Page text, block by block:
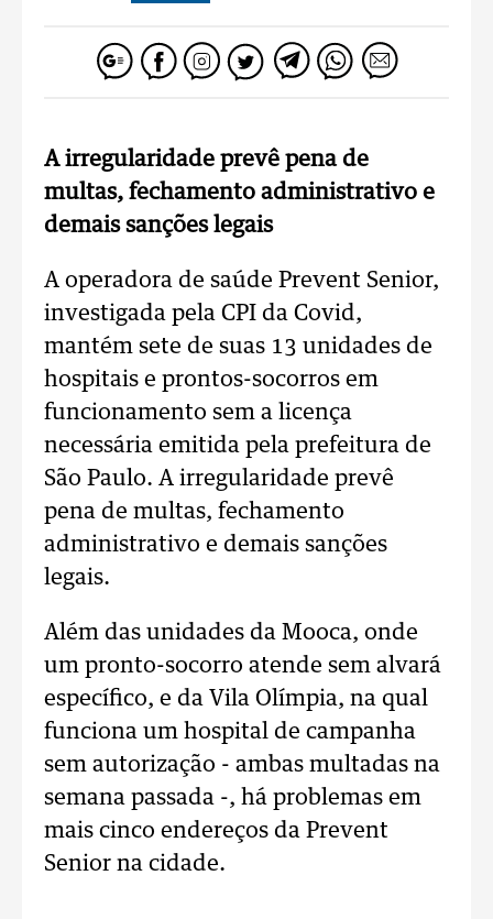
A irregularidade prevê pena de
multas, fechamento administrativo e
demais sanções legais
A operadora de saúde Prevent Senior,
investigada pela CPI da Covid,
mantém sete de suas 13 unidades de
hospitais e prontos-socorros em
funcionamento sem a licença
necessária emitida pela prefeitura de
São Paulo. A irregularidade prevê
pena de multas, fechamento
administrativo e demais sanções
legais.
Além das unidades da Mooca, onde
um pronto-socorro atende sem alvará
específico, e da Vila Olímpia, na qual
funciona um hospital de campanha
sem autorização - ambas multadas na
semana passada -, há problemas em
mais cinco endereços da Prevent
Senior na cidade.